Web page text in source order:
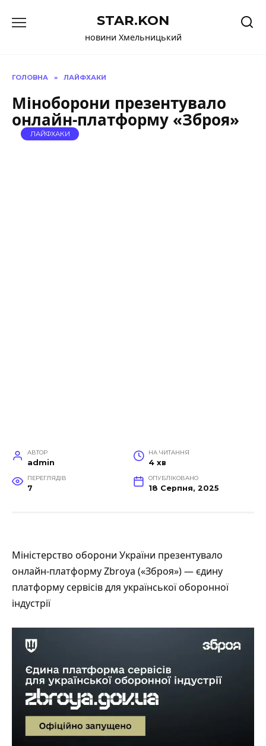
до
STAR.KON
новини Хмельницький
ГОЛОВНА » ЛАЙФХАКИ
Міноборони презентувало
онлайн-платформу «Зброя»
ЛАЙФХАКИ
АВТОР
admin
НА ЧИТАННЯ
4 хв
ПЕРЕГЛЯДІВ
7
ОПУБЛІКОВАНО
18 Серпня, 2025
Міністерство оборони України презентувало
онлайн-платформу Zbroya («Зброя») — єдину
платформу сервісів для української оборонної
індустрії